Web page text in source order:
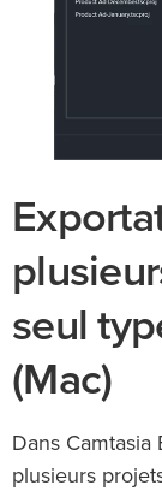
seul
(Mac)
Dans
plusieurs